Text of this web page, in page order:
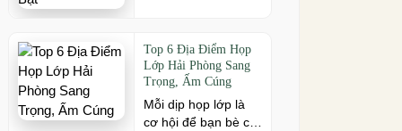
vào địa điểm tổ
chức. Nếu bạn đang
tìm kiếm địa điểm tổ
chức lễ kỷ niệm tại
Hải Phòng có không
Top 6 Địa Điểm Họp
Lớp Hải Phòng Sang
Trọng, Ấm Cúng
Mỗi dịp họp lớp là
cơ hội để bạn bè cũ